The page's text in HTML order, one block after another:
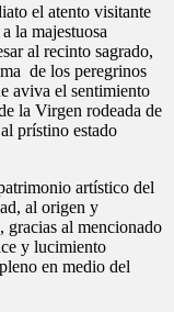
el atento visitante
la majestuosa
al recinto sagrado,
de los peregrinos
aviva el sentimiento
la Virgen rodeada de
prístino estado
artístico del
al origen y
gracias al mencionado
y lucimiento
en medio del